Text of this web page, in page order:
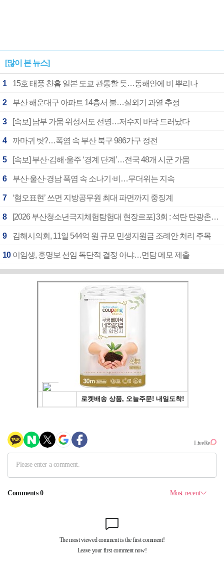
[많이 본 뉴스]
1 15호 태풍 찬홈 일본 도쿄 관통할 듯…동해안에 비 뿌리나
2 부산 해운대구 아파트 14층서 불…실외기 과열 추정
3 [속보] 남부 가뭄 위성서도 선명…저수지 바닥 드러났다
4 까마귀 탓?…폭염 속 부산 북구 986가구 정전
5 [속보] 부산·김해·울주 ‘경계 단계’…전국 48개 시군 가뭄
6 부산·울산·경남 폭염 속 소나기·비…무더위는 지속
7 ‘혐오표현’ 쓰면 지방공무원 최대 파면까지 중징계
8 [2026 부산청소년극지체험탐험대 현장르포] 3회 : 석탄 탄광촌에서 북극 연구의 중심지로
9 김해시의회, 11일 544억 원 규모 민생지원금 조례안 처리 주목
10 이임생, 홍명보 선임 독단적 결정 아냐…면담 메모 제출